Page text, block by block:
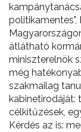
politikamentes",
átlátható
miniszterelnök
még
szakmailag
kabinetirodáját:
célkitűzések,
Kérdés az is: